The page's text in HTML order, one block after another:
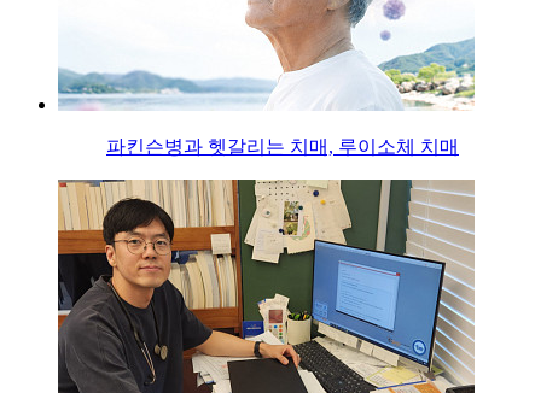
파킨슨병과 헷갈리는 치매, 루이소체 치매